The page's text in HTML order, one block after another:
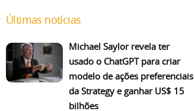
Últimas notícias
Michael Saylor revela ter
usado o ChatGPT para criar
modelo de ações preferenciais
da Strategy e ganhar US$ 15
bilhões